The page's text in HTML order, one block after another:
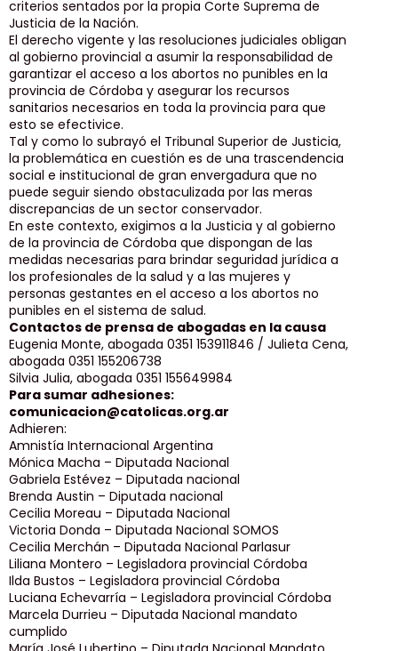
criterios sentados por la propia Corte Suprema de
Justicia de la Nación.
El derecho vigente y las resoluciones judiciales obligan
al gobierno provincial a asumir la responsabilidad de
garantizar el acceso a los abortos no punibles en la
provincia de Córdoba y asegurar los recursos
sanitarios necesarios en toda la provincia para que
esto se efectivice.
Tal y como lo subrayó el Tribunal Superior de Justicia,
la problemática en cuestión es de una trascendencia
social e institucional de gran envergadura que no
puede seguir siendo obstaculizada por las meras
discrepancias de un sector conservador.
En este contexto, exigimos a la Justicia y al gobierno
de la provincia de Córdoba que dispongan de las
medidas necesarias para brindar seguridad jurídica a
los profesionales de la salud y a las mujeres y
personas gestantes en el acceso a los abortos no
punibles en el sistema de salud.
Contactos de prensa de abogadas en la causa
Eugenia Monte, abogada 0351 153911846 / Julieta Cena,
abogada 0351 155206738
Silvia Julia, abogada 0351 155649984
Para sumar adhesiones:
comunicacion@catolicas.org.ar
Adhieren:
Amnistía Internacional Argentina
Mónica Macha – Diputada Nacional
Gabriela Estévez – Diputada nacional
Brenda Austin – Diputada nacional
Cecilia Moreau – Diputada Nacional
Victoria Donda – Diputada Nacional SOMOS
Cecilia Merchán – Diputada Nacional Parlasur
Liliana Montero – Legisladora provincial Córdoba
Ilda Bustos – Legisladora provincial Córdoba
Luciana Echevarría – Legisladora provincial Córdoba
Marcela Durrieu – Diputada Nacional mandato
cumplido